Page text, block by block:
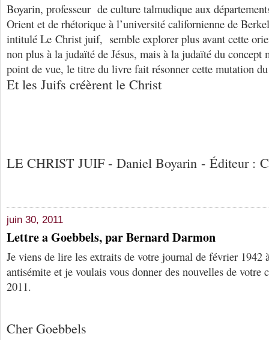
Boyarin, professeur de culture talmudique aux
Orient et de rhétorique à l’université californienne de
intitulé Le Christ juif, semble explorer plus avant cette
non plus à la judaïté de Jésus, mais à la judaïté du concept
point de vue, le titre du livre fait résonner cette mutation
Et les Juifs créèrent le Christ
LE CHRIST JUIF - Daniel Boyarin - Éditeur :
juin 30, 2011
Lettre a Goebbels, par Bernard Darmon
Je viens de lire les extraits de votre journal de février 1942
antisémite et je voulais vous donner des nouvelles de votre
2011.
Cher Goebbels